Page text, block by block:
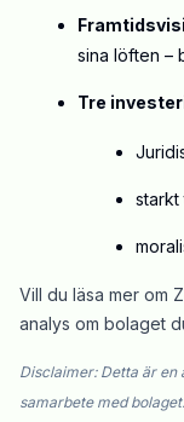
sina löften –
Tre
starkt
Vill du läsa mer om
analys om bolaget
Disclaimer: Detta är
samarbete med